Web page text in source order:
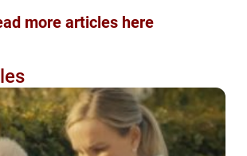
more articles here